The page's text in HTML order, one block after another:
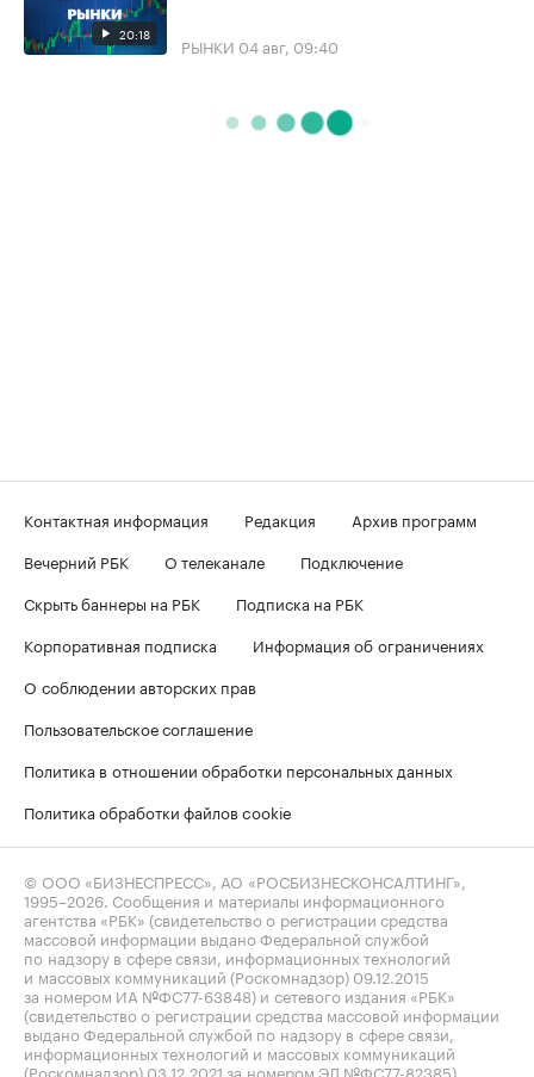
20:18 РЫНКИ 04 авг, 09:40
Контактная информация Редакция
Архив программ
Вечерний РБК
О телеканале
Подключение
Скрыть баннеры на РБК
Подписка на РБК
Корпоративная подписка
Информация об ограничениях
О соблюдении авторских прав
Пользовательское соглашение
Политика в отношении обработки персональных данных
Политика обработки файлов cookie
© ООО «БИЗНЕСПРЕСС», АО «РОСБИЗНЕСКОНСАЛТИНГ»,
1995–2026 . Сообщения и материалы информационного
агентства «РБК» (свидетельство о регистрации средства
массовой информации выдано Федеральной службой
по надзору в сфере связи, информационных технологий
и массовых коммуникаций (Роскомнадзор) 09.12.2015
за номером ИА №ФС77-63848) и сетевого издания «РБК»
(свидетельство о регистрации средства массовой информации
выдано Федеральной службой по надзору в сфере связи,
информационных технологий и массовых коммуникаций
(Роскомнадзор) 03.12.2021 за номером ЭЛ №ФС77-82385)